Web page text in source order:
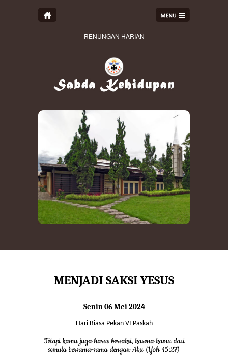
RENUNGAN HARIAN
MENJADI SAKSI YESUS
Senin 06 Mei 2024
Hari Biasa Pekan VI Paskah
Tetapi kamu juga harus bersaksi, karena kamu dari
semula bersama-sama dengan Aku (Yoh 15:27)